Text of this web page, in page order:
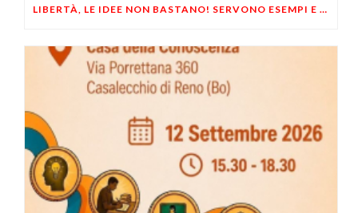
LIBERTÀ, LE IDEE NON BASTANO! SERVONO ESEMPI E UN PO’ DI COERENZA